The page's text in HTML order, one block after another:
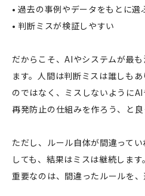
• 過去の事例やデータをもとに選
• 判断ミスが検証しやすい
だからこそ、AIやシステムが最
ます。人間は判断ミスは誰しも
のではなく、ミスしないように
再発防止の仕組みを作ろう、と良
ただし、ルール自体が間違って
しても、結果はミスは継続します。
重要なのは、間違ったルールを、